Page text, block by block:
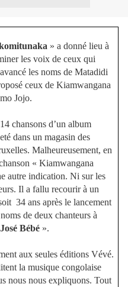
» a donné lieu à
les voix de ceux qui
les noms de Matadidi
ceux de Kiamwangana
Jojo.
chansons d’un album
dans un magasin des
Malheureusement, en
« Kiamwangana
autre indication. Ni sur les
Il a fallu recourir à un
34 ans après le lancement
de deux chanteurs à
José Bébé».
aux seules éditions Vévé.
la musique congolaise
nous nous expliquons. Tout